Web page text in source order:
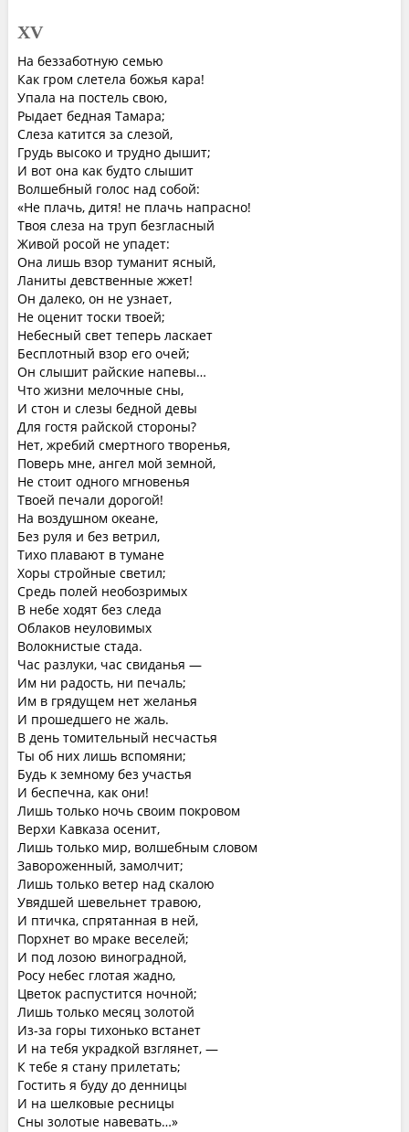
XV
На беззаботную семью
Как гром слетела божья кара!
Упала на постель свою,
Рыдает бедная Тамара;
Слеза катится за слезой,
Грудь высоко и трудно дышит;
И вот она как будто слышит
Волшебный голос над собой:
«Не плачь, дитя! не плачь напрасно!
Твоя слеза на труп безгласный
Живой росой не упадет:
Она лишь взор туманит ясный,
Ланиты девственные жжет!
Он далеко, он не узнает,
Не оценит тоски твоей;
Небесный свет теперь ласкает
Бесплотный взор его очей;
Он слышит райские напевы…
Что жизни мелочные сны,
И стон и слезы бедной девы
Для гостя райской стороны?
Нет, жребий смертного творенья,
Поверь мне, ангел мой земной,
Не стоит одного мгновенья
Твоей печали дорогой!
На воздушном океане,
Без руля и без ветрил,
Тихо плавают в тумане
Хоры стройные светил;
Средь полей необозримых
В небе ходят без следа
Облаков неуловимых
Волокнистые стада.
Час разлуки, час свиданья —
Им ни радость, ни печаль;
Им в грядущем нет желанья
И прошедшего не жаль.
В день томительный несчастья
Ты об них лишь вспомяни;
Будь к земному без участья
И беспечна, как они!
Лишь только ночь своим покровом
Верхи Кавказа осенит,
Лишь только мир, волшебным словом
Завороженный, замолчит;
Лишь только ветер над скалою
Увядшей шевельнет травою,
И птичка, спрятанная в ней,
Порхнет во мраке веселей;
И под лозою виноградной,
Росу небес глотая жадно,
Цветок распустится ночной;
Лишь только месяц золотой
Из-за горы тихонько встанет
И на тебя украдкой взглянет, —
К тебе я стану прилетать;
Гостить я буду до денницы
И на шелковые ресницы
Сны золотые навевать…»